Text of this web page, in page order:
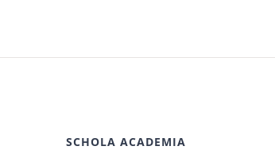
SCHOLA ACADEMIA